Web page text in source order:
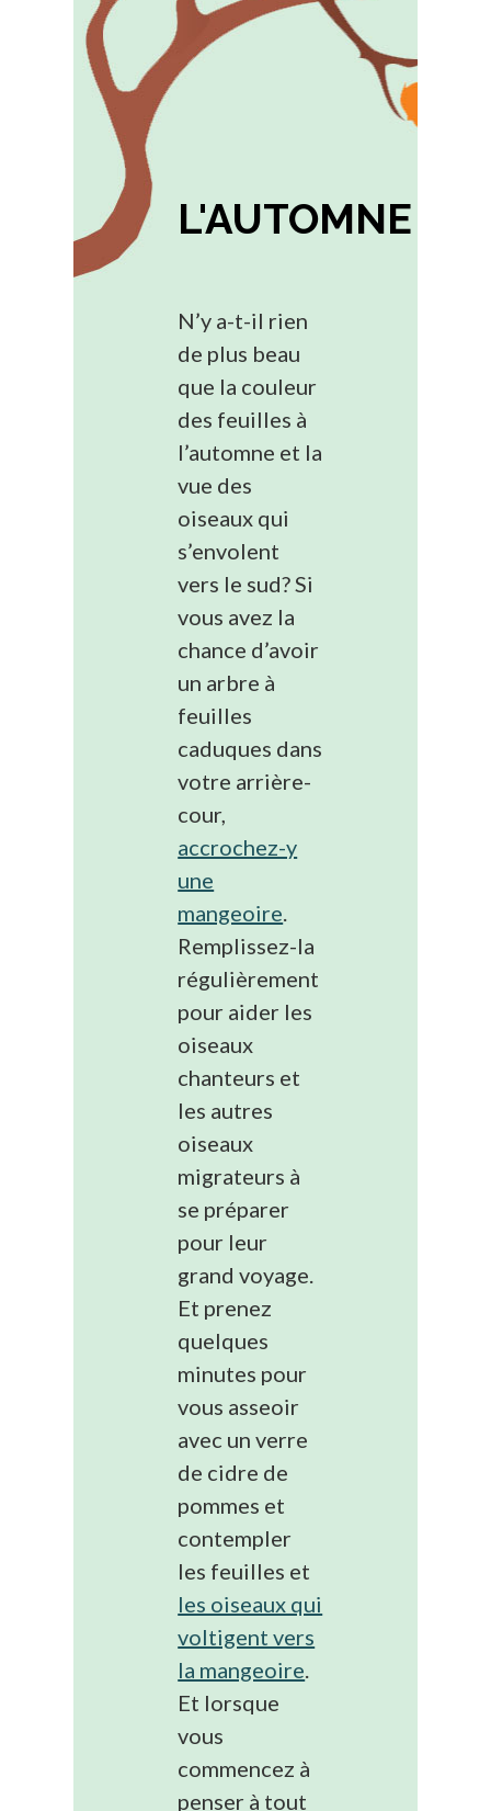
L'AUTOMNE
N’y a-t-il rien
de plus beau
que la couleur
des feuilles à
l’automne et la
vue des
oiseaux qui
s’envolent
vers le sud? Si
vous avez la
chance d’avoir
un arbre à
feuilles
caduques dans
votre arrière-
cour,
accrochez-y
une
mangeoire.
Remplissez-la
régulièrement
pour aider les
oiseaux
chanteurs et
les autres
oiseaux
migrateurs à
se préparer
pour leur
grand voyage.
Et prenez
quelques
minutes pour
vous asseoir
avec un verre
de cidre de
pommes et
contempler
les feuilles et
les oiseaux qui
voltigent vers
la mangeoire.
Et lorsque
vous
commencez à
penser à tout